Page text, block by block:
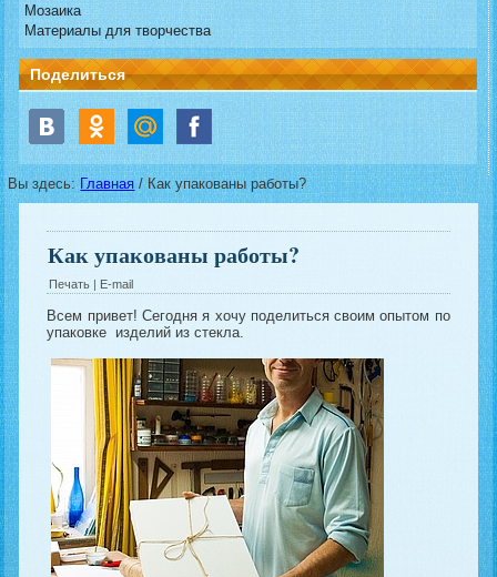
Мозаика
Материалы для творчества
Поделиться
Вы здесь:Главная/ Как упакованы работы?
Как упакованы работы?
Печать | E-mail
Всем привет! Сегодня я хочу поделиться своим опытом по
упаковке изделий из стекла.